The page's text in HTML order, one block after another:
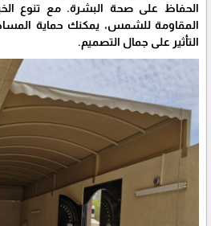
الحفاظ على صحة البشرة. مع تنوع
المقاومة للشمس، يمكنك حماية
التأثير على جمال التصميم.